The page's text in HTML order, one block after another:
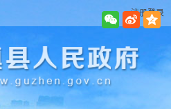
注册登录